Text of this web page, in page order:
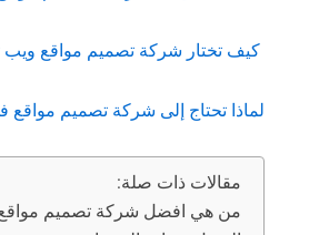
كيف تختار شركة تصميم مواقع ويب
لماذا تحتاج إلى شركة تصميم مواقع
مقالات ذات صلة:
من هي افضل شركة تصميم مواقع